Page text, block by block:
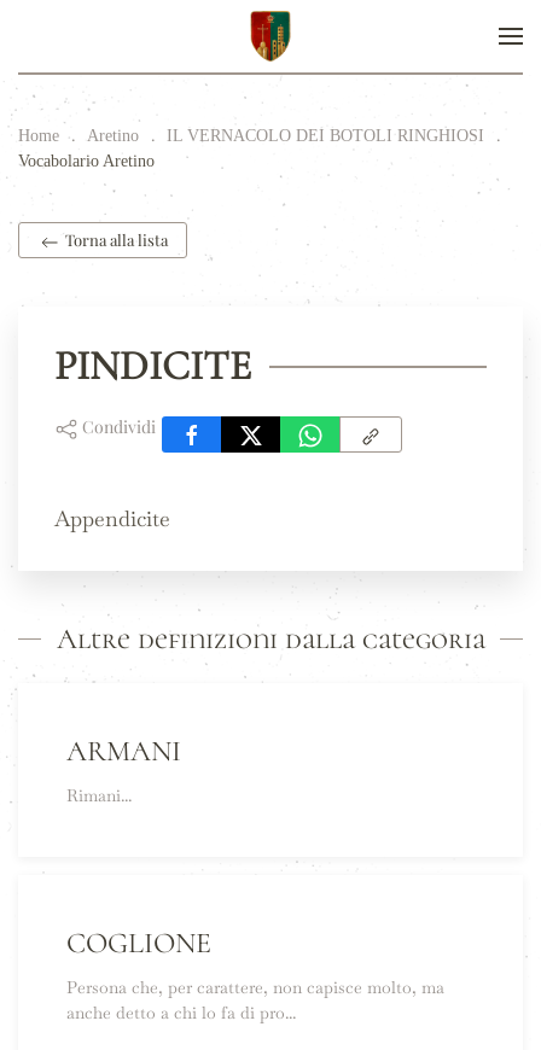
Home Aretino
IL VERNACOLO DEI BOTOLI RINGHIOSI
Vocabolario Aretino
Torna alla lista
PINDICITE
Condividi
Appendicite
Altre definizioni dalla categoria
ARMANI
Rimani...
COGLIONE
Persona che, per carattere, non capisce molto, ma
anche detto a chi lo fa di pro...